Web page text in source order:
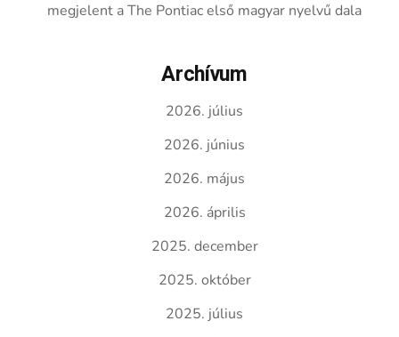
megjelent a The Pontiac első magyar nyelvű dala
Archívum
2026. július
2026. június
2026. május
2026. április
2025. december
2025. október
2025. július